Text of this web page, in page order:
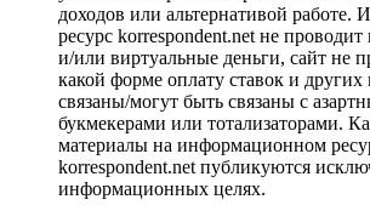
доходов или альтернативой
ресурс korrespondent.net не
и/или виртуальные деньги, сайт не
какой форме оплату ставок и
связаны/могут быть связаны с
букмекерами или тотализаторами.
материалы на информационном
korrespondent.net публикуются
информационных целях.